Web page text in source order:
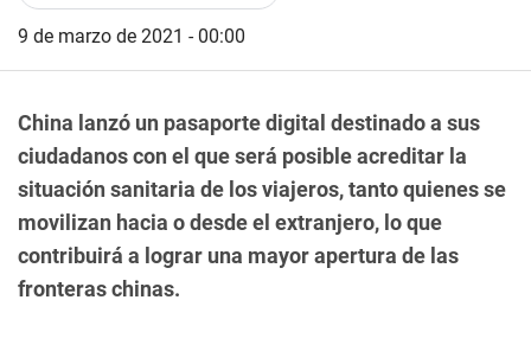
9 de marzo de 2021 - 00:00
China lanzó un pasaporte digital destinado a sus
ciudadanos con el que será posible acreditar la
situación sanitaria de los viajeros, tanto quienes se
movilizan hacia o desde el extranjero, lo que
contribuirá a lograr una mayor apertura de las
fronteras chinas.